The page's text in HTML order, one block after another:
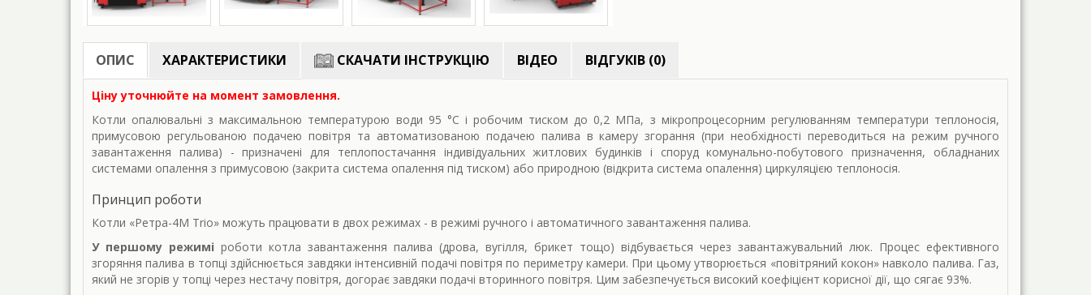
ОПИС ХАРАКТЕРИСТИКИ СКАЧАТИ ІНСТРУКЦІЮ ВІДЕО ВІДГУКІВ (0)
Ціну уточнюйте на момент замовлення.
Котли опалювальні з максимальною температурою води 95 °С і робочим тиском до 0,2 МПа, з мікропроцесорним регулюванням температури теплоносія,
примусовою регульованою подачею повітря та автоматизованою подачею палива в камеру згорання (при необхідності переводиться на режим ручного
завантаження палива) - призначені для теплопостачання індивідуальних житлових будинків і споруд комунально-побутового призначення, обладнаних
системами опалення з примусовою (закрита система опалення під тиском) або природною (відкрита система опалення) циркуляцією теплоносія.
Принцип роботи
Котли «Ретра-4М Trio» можуть працювати в двох режимах - в режимі ручного і автоматичного завантаження палива.
У першому режимі роботи котла завантаження палива (дрова, вугілля, брикет тощо) відбувається через завантажувальний люк. Процес ефективного
згоряння палива в топці здійснюється завдяки інтенсивній подачі повітря по периметру камери. При цьому утворюється «повітряний кокон» навколо палива. Газ,
який не згорів у топці через нестачу повітря, догорає завдяки подачі вторинного повітря. Цим забезпечується високий коефіцієнт корисної дії, що сягає 93%.